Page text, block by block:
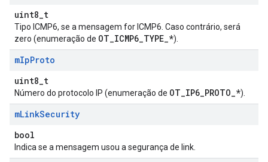
uint8_t
Tipo ICMP6, se a mensagem for ICMP6. Caso contrário, será
zero (enumeração de OT_ICMP6_TYPE_*).
mIpProto
uint8_t
Número do protocolo IP (enumeração de OT_IP6_PROTO_*).
mLinkSecurity
bool
Indica se a mensagem usou a segurança de link.